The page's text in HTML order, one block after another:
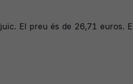
El preu és de 26,71 euros.